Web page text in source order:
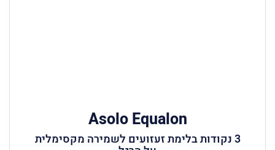
Asolo Equalon
3 נקודות בלימת זעזועים לשמירה מקסימלית